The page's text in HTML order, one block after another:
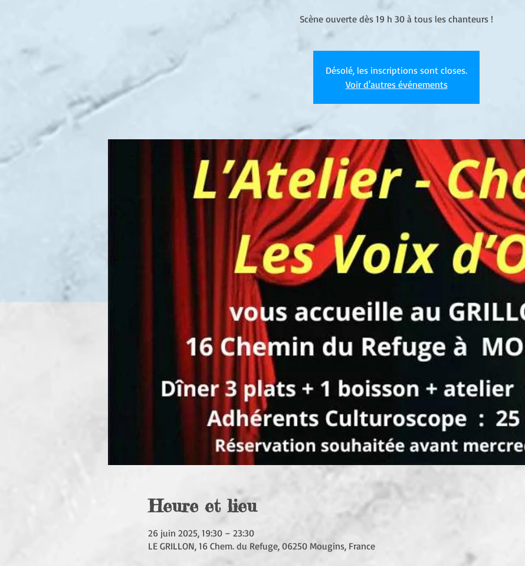
Scène ouverte dès 19 h 30 à tous les chanteurs !
Désolé, les inscriptions sont closes.
Voir d'autres événements
Heure et lieu
26 juin 2025, 19:30 – 23:30
LE GRILLON, 16 Chem. du Refuge, 06250 Mougins, France